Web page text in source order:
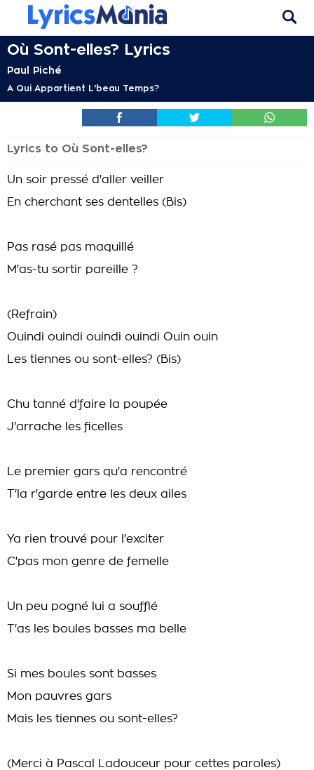
Où Sont-elles? Lyrics
Paul Piché
A Qui Appartient L'beau Temps?
Lyrics to Où Sont-elles?
Un soir pressé d'aller veiller
En cherchant ses dentelles (Bis)
Pas rasé pas maquillé
M'as-tu sortir pareille ?
(Refrain)
Ouindi ouindi ouindi ouindi Ouin ouin
Les tiennes ou sont-elles? (Bis)
Chu tanné d'faire la poupée
J'arrache les ficelles
Le premier gars qu'a rencontré
T'la r'garde entre les deux ailes
Ya rien trouvé pour l'exciter
C'pas mon genre de femelle
Un peu pogné lui a soufflé
T'as les boules basses ma belle
Si mes boules sont basses
Mon pauvres gars
Mais les tiennes ou sont-elles?
(Merci à Pascal Ladouceur pour cettes paroles)